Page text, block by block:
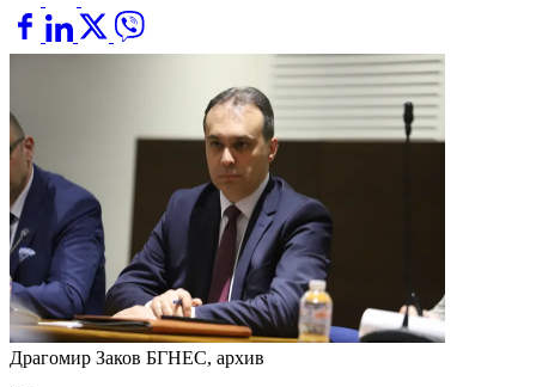
Драгомир Заков БГНЕС, архив